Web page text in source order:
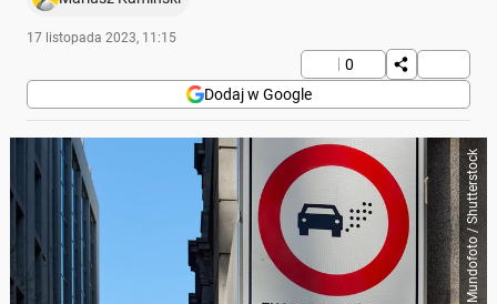
17 listopada 2023, 11:15
0
Dodaj w Google
Mundofoto / Shutterstock